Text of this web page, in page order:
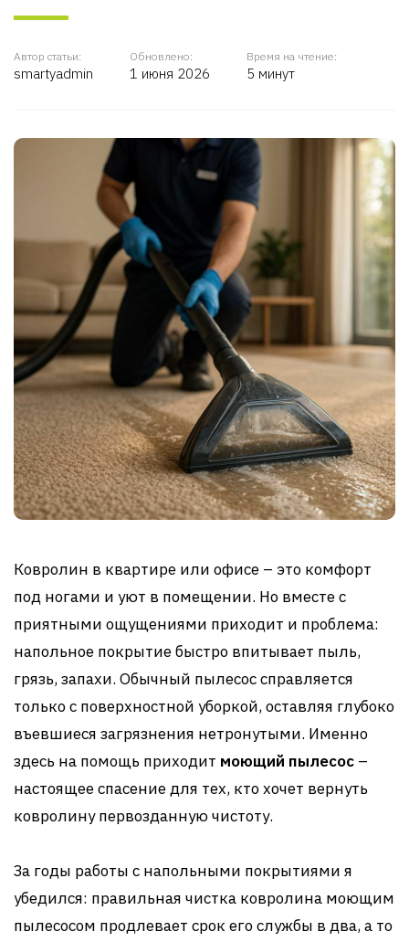
Автор статьи:
smartyadmin
Обновлено:
1 июня 2026
Время на чтение:
5 минут
Ковролин в квартире или офисе – это комфорт
под ногами и уют в помещении. Но вместе с
приятными ощущениями приходит и проблема:
напольное покрытие быстро впитывает пыль,
грязь, запахи. Обычный пылесос справляется
только с поверхностной уборкой, оставляя глубоко
въевшиеся загрязнения нетронутыми. Именно
здесь на помощь приходит моющий пылесос –
настоящее спасение для тех, кто хочет вернуть
ковролину первозданную чистоту.
За годы работы с напольными покрытиями я
убедился: правильная чистка ковролина моющим
пылесосом продлевает срок его службы в два, а то